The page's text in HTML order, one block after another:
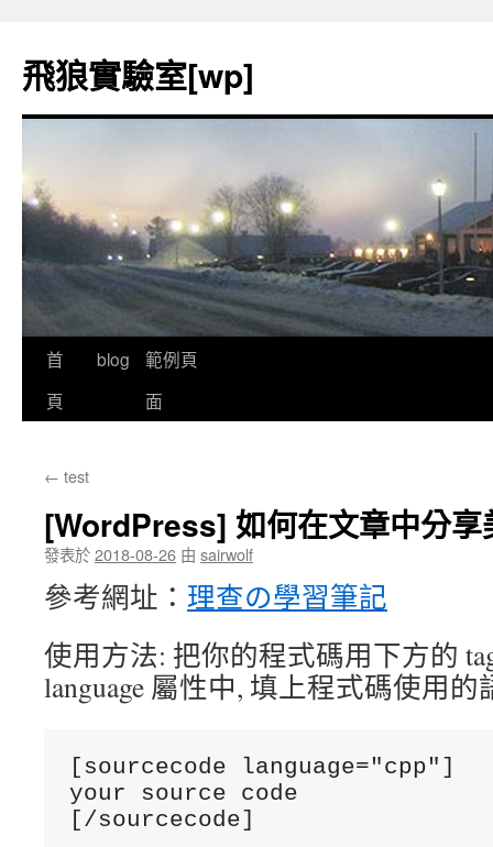
飛狼實驗室[wp]
跳
至
容
首
頁
blog
範例頁
面
← test
[WordPress] 如何在文章中分享
發表於2018-08-26 由 sairwolf
參考網址： 理查の學習筆記
使用方法: 把你的程式碼用下方的
language 屬性中, 填上程式碼使用的
[sourcecode language="cpp"]
your source code